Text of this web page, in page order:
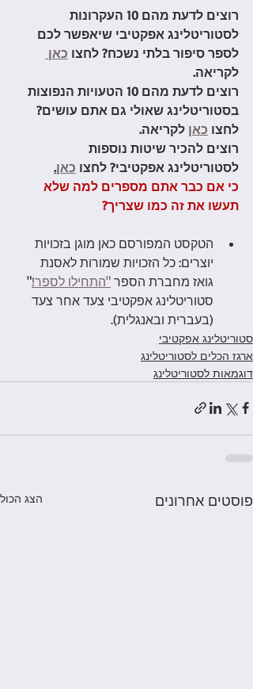
רוצים לדעת מהם 10 העקרונות
לסטוריטלינג אפקטיבי שיאפשר לכם
לספר סיפור בלתי נשכח? לחצו כאן
לקריאה.
רוצים לדעת מהם 10 הטעויות הנפוצות
בסטוריטלינג שאולי גם אתם עושים?
לחצו כאן לקריאה.
רוצים להכיר שיטות נוספות
לסטוריטלינג אפקטיבי? לחצו כאן.
כי אם כבר אתם מספרים למה שלא
תעשו את זה כמו שצריך?
הטקסט המפורסם כאן מוגן בזכויות
יוצרים: כל הזכויות שמורות לאסנת
גואז מחברת הספר "התחילו לספר!"
סטוריטלינג אפקטיבי צעד אחר צעד
(בעברית ובאנגלית).
סטוריטלינג אפקטיבי
ארגז הכלים לסטוריטלינג
דוגמאות לסטוריטלינג
פוסטים אחרונים הצג הכול